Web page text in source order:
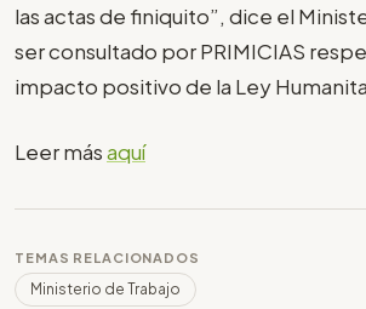
las actas de finiquito”, dice el
ser consultado por PRIMICIAS
impacto positivo de la Ley
Leer másaquí
TEMAS RELACIONADOS
Ministerio de Trabajo